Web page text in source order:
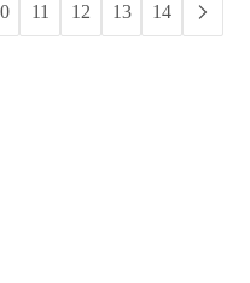
11 12 13 14